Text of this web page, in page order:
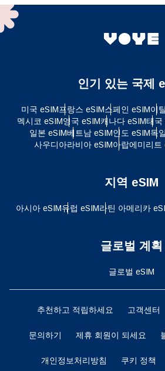
인기 있는 국제
미국 eSIM프랑스 eSIM스페인 eSIM이
멕시코 eSIM영국 eSIM캐나다 eSIM태국
일본 eSIM베트남 eSIM인도 eSIM독
사우디아라비아 eSIM아랍에미리트
지역 eSIM
아시아 eSIM유럽 ​​eSIM라틴 아메리카
글로벌 계획
글로벌 eSIM
추천하고 적립하세요 고객센터
문의하기 제휴 회원이 되세요
개인정보처리방침 쿠키 정책